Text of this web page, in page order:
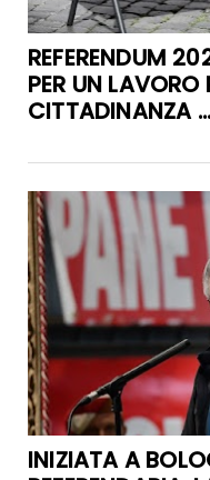
REFERENDUM
PER UN
CITTADINANZA ...
INIZIATA A